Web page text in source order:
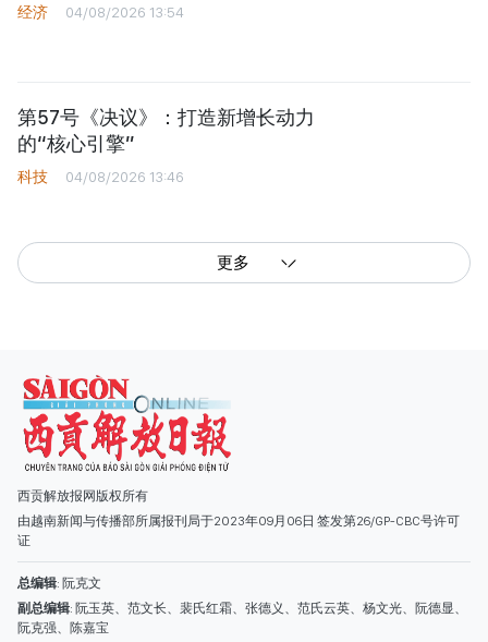
经济 04/08/2026 13:54
第57号《决议》：打造新增长动力
的“核心引擎”
科技 04/08/2026 13:46
更多
西贡解放报网版权所有
由越南新闻与传播部所属报刊局于2023年09月06日 签发第26/GP-CBC号许可
证
总编辑: 阮克文
副总编辑: 阮玉英、范文长、裴氏红霜、张德义、范氏云英、杨文光、阮德显、
阮克强、陈嘉宝